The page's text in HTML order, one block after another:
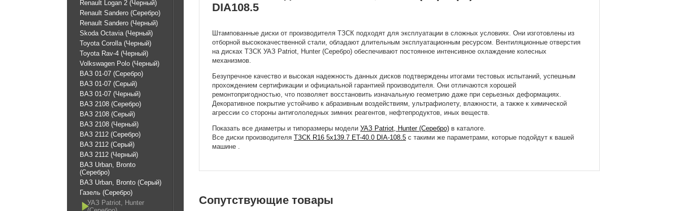
Renault Logan 2 (Черный)
Renault Sandero (Серебро)
Renault Sandero (Черный)
Skoda Octavia (Черный)
Toyota Corolla (Черный)
Toyota Rav-4 (Черный)
Volkswagen Polo (Черный)
ВАЗ 01-07 (Серебро)
ВАЗ 01-07 (Серый)
ВАЗ 01-07 (Черный)
ВАЗ 2108 (Серебро)
ВАЗ 2108 (Серый)
ВАЗ 2108 (Черный)
ВАЗ 2112 (Серебро)
ВАЗ 2112 (Серый)
ВАЗ 2112 (Черный)
ВАЗ Urban, Bronto
(Серебро)
ВАЗ Urban, Bronto (Серый)
Газель (Серебро)
УАЗ Patriot, Hunter
DIA108.5
Штампованные диски от производителя ТЗСК подходят для эксплуатации в сложных условиях. Они изготовлены из
отборной высококачественной стали, обладают длительным эксплуатационным ресурсом. Вентиляционные отверстия
на дисках ТЗСК УАЗ Patriot, Hunter (Серебро) обеспечивают постоянное интенсивное охлаждение колесных
механизмов.
Безупречное качество и высокая надежность данных дисков подтверждены итогами тестовых испытаний, успешным
прохождением сертификации и официальной гарантией производителя. Они отличаются хорошей
ремонтопригодностью, что позволяет восстановить изначальную геометрию даже при серьезных деформациях.
Декоративное покрытие устойчиво к абразивным воздействиям, ультрафиолету, влажности, а также к химической
агрессии со стороны антигололедных зимних реагентов, нефтепродуктов, иных веществ.
Показать все диаметры и типоразмеры модели УАЗ Patriot, Hunter (Серебро) в каталоге.
Все диски производителя ТЗСК R16 5x139.7 ET-40.0 DIA-108.5 с такими же параметрами, которые подойдут к вашей
машине .
Cопутствующие товары